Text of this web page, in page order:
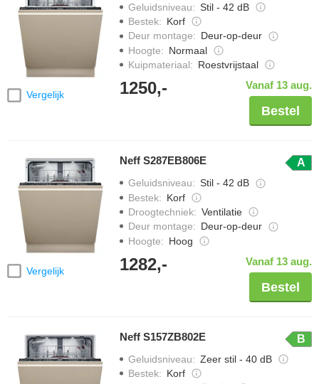
Vergelijk
Geluidsniveau: Stil - 42 dB
Bestek: Korf
Deur montage: Deur-op-deur
Hoogte: Normaal
Kuipmateriaal: Roestvrijstaal
1250,- Vanaf 13 aug.
Bestel
Vergelijk
Neff S287EB806E A
Geluidsniveau: Stil - 42 dB
Bestek: Korf
Droogtechniek: Ventilatie
Deur montage: Deur-op-deur
Hoogte: Hoog
1282,- Vanaf 13 aug.
Bestel
Neff S157ZB802E B
Geluidsniveau: Zeer stil - 40 dB
Bestek: Korf